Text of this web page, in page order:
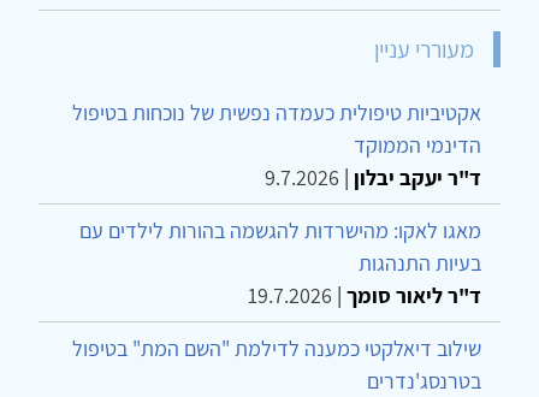
מעוררי עניין
אקטיביות טיפולית כעמדה נפשית של נוכחות בטיפול
הדינמי הממוקד
ד"ר יעקב יבלון |
9.7.2026
מאגו לאקו: מהישרדות להגשמה בהורות לילדים עם
בעיות התנהגות
ד"ר ליאור סומך |
19.7.2026
שילוב דיאלקטי כמענה לדילמת "השם המת" בטיפול
בטרנסג'נדרים